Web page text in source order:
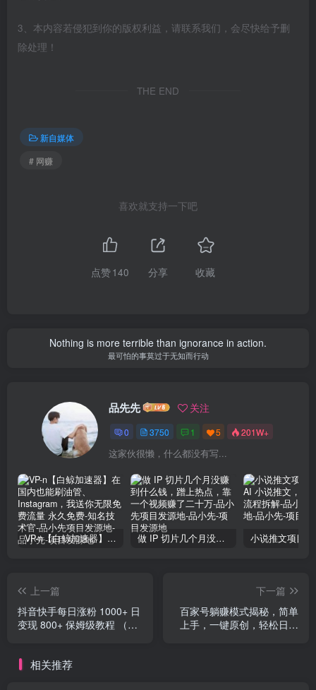
3、本内容若侵犯到你的版权利益，请联系我们，会尽快给予删
除处理！
THE END
新自媒体
# 网赚
喜欢就支持一下吧
点赞140 分享 收藏
Nothing is more terrible than ignorance in action.
最可怕的事莫过于无知而行动
品先先 关注
0 3750 1 5 201W+
这家伙很懒，什么都没有写...
VP-n【白鲸加速器】在国内也能刷油管、Instagram，我送你无限免费流量 永久免费-知名技术官-品小先项目发源地 做 IP 切片几个月没赚到什么钱，蹭上热点，靠一个视频赚了二十万-品小先项目发源地
上一篇
抖音快手每日涨粉 1000+ 日
变现 800+ 保姆级教程 （附
下一篇
百家号躺赚模式揭秘，简单
上手，一键原创，轻松日入
相关推荐